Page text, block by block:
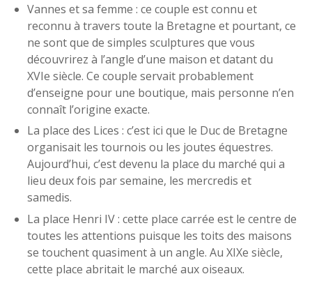
Vannes et sa femme : ce couple est connu et
reconnu à travers toute la Bretagne et pourtant, ce
ne sont que de simples sculptures que vous
découvrirez à l’angle d’une maison et datant du
XVIe siècle. Ce couple servait probablement
d’enseigne pour une boutique, mais personne n’en
connaît l’origine exacte.
La place des Lices : c’est ici que le Duc de Bretagne
organisait les tournois ou les joutes équestres.
Aujourd’hui, c’est devenu la place du marché qui a
lieu deux fois par semaine, les mercredis et
samedis.
La place Henri IV : cette place carrée est le centre de
toutes les attentions puisque les toits des maisons
se touchent quasiment à un angle. Au XIXe siècle,
cette place abritait le marché aux oiseaux.